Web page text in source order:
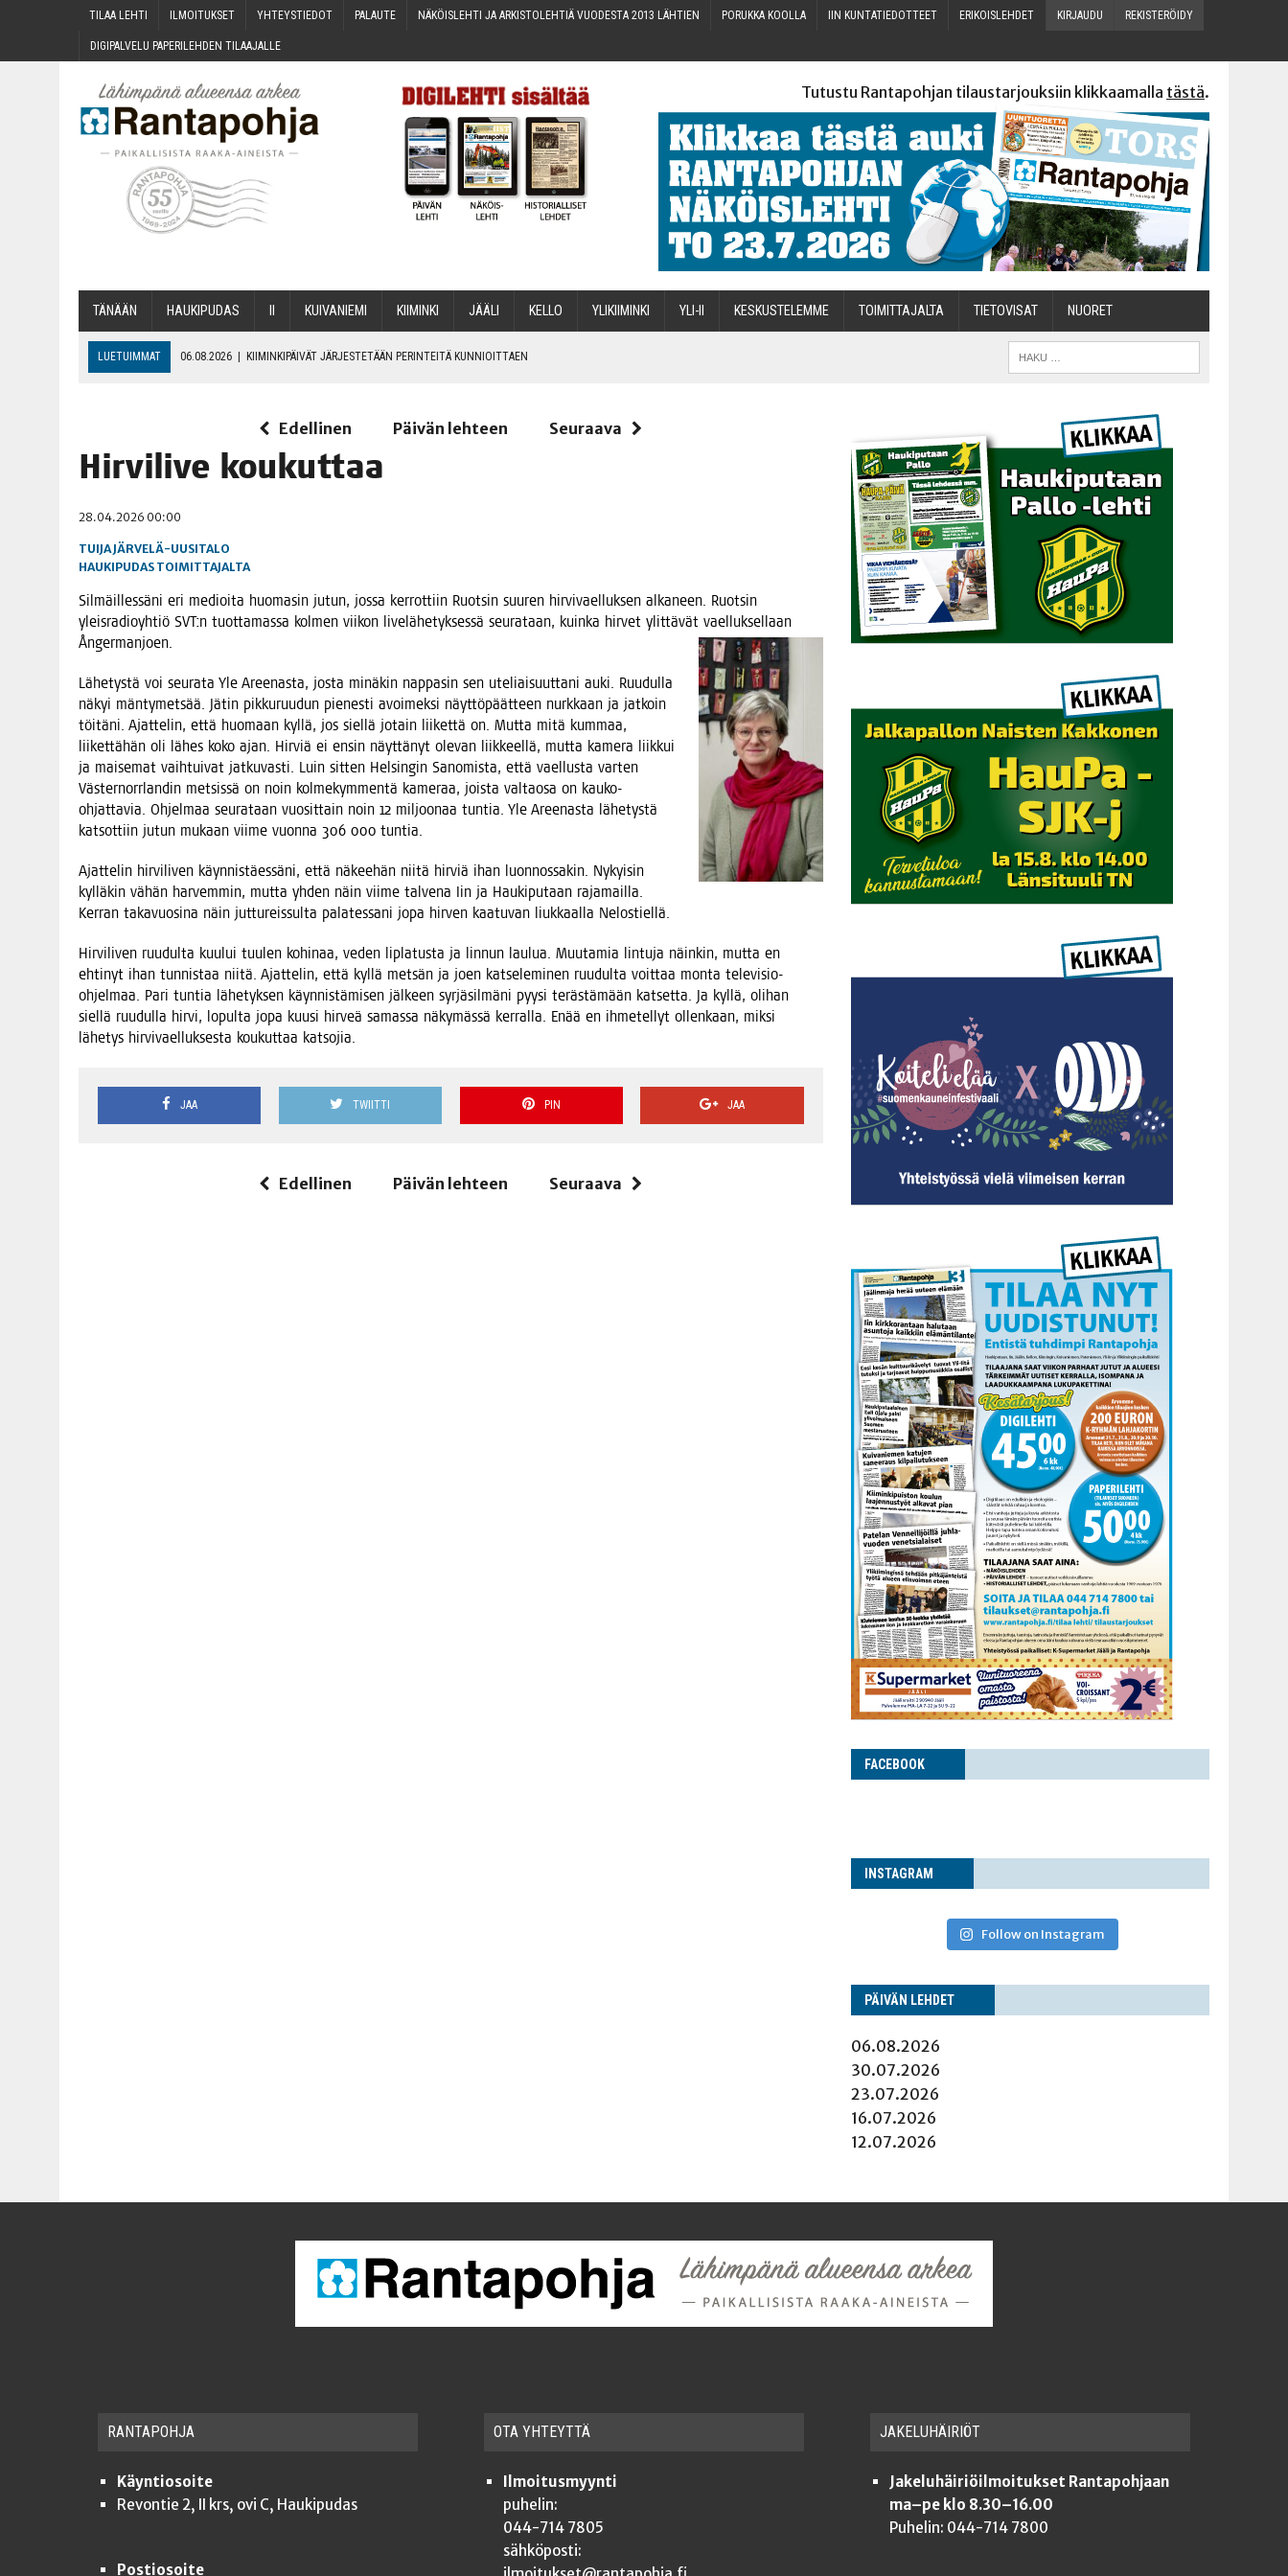
TILAA LEH­TI ILMOI­TUK­SET YHTEYS­TIE­DOT PALAU­TE NÄKÖIS­LEH­TI JA ARKIS­TO­LEH­TIÄ VUO­DES­TA 2013 LÄHTIEN PORUK­KA KOOLLA IIN KUN­TA­TIE­DOT­TEET ERI­KOIS­LEH­DET KIR­JAU­DU REKIS­TE­RÖI­DY
DIGI­PAL­VE­LU PAPE­RI­LEH­DEN TILAAJALLE
Tutustu Rantapohjan tilaustarjouksiin klikkaamalla tästä.
TÄNÄÄN HAU­KI­PU­DAS KUI­VA­NIE­MI KII­MIN­KI JÄÄ­LI KEL­LO YLI­KII­MIN­KI YLI-II KES­KUS­TE­LEM­ME TOI­MIT­TA­JAL­TA TIETOVISAT NUO­RET
LUETUIMMAT 06.08.2026 | KII­MIN­KI­PÄI­VÄT JÄR­JES­TE­TÄÄN PERIN­TEI­TÄ KUNNIOITTAEN
MAKA­RO­NI­LAA­TI­KOL­LA ARKEEN
06.08.2026 | OPIN­TOI­HIN KAN­SA­LAIS­OPIS­TOS­SA VOI SAA­DA AVUSTUSTA
08.08.2026 | MENO­VINK­KE­JÄ LOP­PU­KE­SÄN TAPAHTUMIIN
Edellinen Päivän lehteen Seuraava
Hir­vi­li­ve koukuttaa
28.04.2026 00:00
TUIJA JÄRVELÄ-UUSITALO
HAUKIPUDAS TOIMITTAJALTA
Sil­mäil­les­sä­ni eri medioi­ta huo­ma­sin jutun, jos­sa ker­rot­tiin Ruot­sin suu­ren hir­vi­vael­luk­sen alka­neen. Ruot­sin
yleis­ra­dio­yh­tiö SVT:n tuot­ta­mas­sa kol­men vii­kon live­lä­he­tyk­ses­sä seu­ra­taan, kuin­ka hir­vet ylit­tä­vät vael­luk­sel­laan
Ångermanjoen.
Lähe­tys­tä voi seu­ra­ta Yle Aree­nas­ta, jos­ta minä­kin nap­pa­sin sen ute­liai­suut­ta­ni auki. Ruu­dul­la
näkyi män­ty­met­sää. Jätin pik­ku­ruu­dun pie­nes­ti avoi­mek­si näyt­tö­päät­teen nurk­kaan ja jat­koin
töi­tä­ni. Ajat­te­lin, että huo­maan kyl­lä, jos siel­lä jotain lii­ket­tä on. Mut­ta mitä kum­maa,
lii­ket­tä­hän oli lähes koko ajan. Hir­viä ei ensin näyt­tä­nyt ole­van liik­keel­lä, mut­ta kame­ra liik­kui
ja mai­se­mat vaih­tui­vat jat­ku­vas­ti. Luin sit­ten Hel­sin­gin Sano­mis­ta, että vael­lus­ta var­ten
Väs­ter­norr­lan­din met­sis­sä on noin kol­me­kym­men­tä kame­raa, jois­ta val­tao­sa on kau­ko-
ohjat­ta­via. Ohjel­maa seu­ra­taan vuo­sit­tain noin 12 mil­joo­naa tun­tia. Yle Aree­nas­ta lähe­tys­tä
kat­sot­tiin jutun mukaan vii­me vuon­na 306 000 tuntia.
Ajat­te­lin hir­vi­li­ven käyn­nis­täes­sä­ni, että näkee­hän nii­tä hir­viä ihan luon­nos­sa­kin. Nykyi­sin
kyl­lä­kin vähän har­vem­min, mut­ta yhden näin vii­me tal­ve­na Iin ja Hau­ki­pu­taan raja­mail­la.
Ker­ran taka­vuo­si­na näin jut­tu­reis­sul­ta pala­tes­sa­ni jopa hir­ven kaa­tu­van liuk­kaal­la Nelostiellä.
Hir­vi­li­ven ruu­dul­ta kuu­lui tuu­len kohi­naa, veden lipla­tus­ta ja lin­nun lau­lua. Muu­ta­mia lin­tu­ja näin­kin, mut­ta en
ehti­nyt ihan tun­nis­taa nii­tä. Ajat­te­lin, että kyl­lä met­sän ja joen kat­se­le­mi­nen ruu­dul­ta voit­taa mon­ta tele­vi­sio-
ohjel­maa. Pari tun­tia lähe­tyk­sen käyn­nis­tä­mi­sen jäl­keen syr­jä­sil­mä­ni pyy­si teräs­tä­mään kat­set­ta. Ja kyl­lä, oli­han
siel­lä ruu­dul­la hir­vi, lopul­ta jopa kuusi hir­veä samas­sa näky­mäs­sä ker­ral­la. Enää en ihme­tel­lyt ollen­kaan, mik­si
lähe­tys hir­vi­vael­luk­ses­ta kou­kut­taa katsojia.
JAA TWIITTI PIN JAA
Edellinen Päivän lehteen Seuraava
FACE­BOOK
INS­TA­GRAM
Follow on Instagram
PÄI­VÄN LEHDET
06.08.2026
30.07.2026
23.07.2026
16.07.2026
12.07.2026
RAN­TA­POH­JA
Käyntiosoite
Revontie 2, II krs, ovi C, Haukipudas
Postiosoite
OTA YHTEYT­TÄ
Ilmoitusmyynti
puhelin:
044-714 7805
sähköposti:
JAKE­LU­HÄI­RIÖT
Jakeluhäiriöilmoitukset Rantapohjaan
ma–pe klo 8.30–16.00
Puhelin: 044-714 7800